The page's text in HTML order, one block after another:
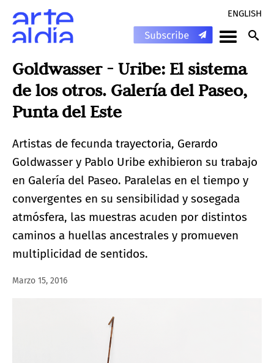
ENGLISH
Goldwasser - Uribe: El sistema
de los otros. Galería del Paseo,
Punta del Este
Artistas de fecunda trayectoria, Gerardo
Goldwasser y Pablo Uribe exhibieron su trabajo
en Galería del Paseo. Paralelas en el tiempo y
convergentes en su sensibilidad y sosegada
atmósfera, las muestras acuden por distintos
caminos a huellas ancestrales y promueven
multiplicidad de sentidos.
Marzo 15, 2016